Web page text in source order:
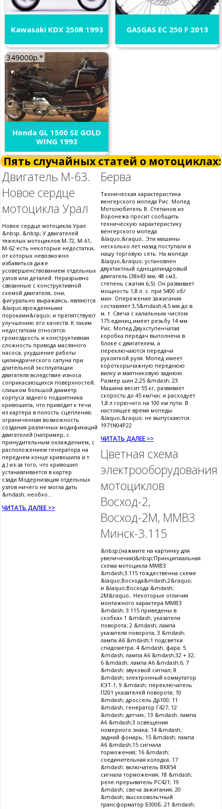
Kawasaki KDX 250R 1993 GASGAS EC 250 F 2013
349000р.*
Honda GL 1500 SE GOLD
WING 1993
Пять случайных статей о мотоциклах:
Двигатель М-63.
Новое сердце
мотоцикла Урал
Новое сердце мотоцикла Урал
&nbsp; &nbsp; У двигателей
тяжелых мотоциклов М-72, М-61,
М-62 есть некоторые недостатки,
от которых невозможно
избавиться даже
усовершенствованием отдельных
узлов или деталей. Неразрывно
связанные с конструктивной
схемой двигателя, они,
фигурально выражаясь, являются
&laquo;врожденными
пороками&raquo; и препятствуют
улучшению его качеств. К таким
недостаткам относятся:
громоздкость и конструктивная
сложность привода масляного
насоса; ухудшение работы
цилиндрического сапуна при
длительной эксплуатации
двигателя вследствие износа
соприкасающихся поверхностей;
слишком большой диаметр
корпуса заднего подшипника
кривошипа, что приводит к течи
из картера в полость сцепления;
ограниченная возможность
создания различных модификаций
двигателей (например, с
принудительным охлаждением, с
расположением генератора на
переднем конце кривошипа и т.
д.) из-за того, что кривошип
устанавливается в картер
сзади.Модернизация отдельных
узлов ничего не могла дать
&mdash; необхо...
ЧИТАТЬ ДАЛЕЕ >>
Берва
Техническая характеристика
венгерского мопеда Рис. Мопед
Мотолюбитель В. Степанов из
Воронежа просит сообщить
техническую характеристику
венгерского мопеда
&laquo;&raquo;. Эти машины
несколько лет назад поступали в
нашу торговую сеть. На мопеде
&laquo;&raquo; установлен
двухтактный одноцилиндровый
двигатель (38x43 мм, 48 см3,
степень сжатия 6,5). Он развивает
мощность 1,8 л. с. при 5400 об/
мин. Опережение зажигания
составляет 3,5&mdash;4,5 мм до в.
м. т. Свеча с калильным числом
175 единиц имеет резьбу 14 мм.
Рис. Мопед Двухступенчатая
коробка передач выполнена в
блоке с двигателем, а
переключаются передачи
рукояткой руля. Мопед имеет
короткорычажную переднюю
вилку и маятниковую заднюю.
Размер шин 2,25 &mdash; 23.
Машина весит 55 кг, развивает
скорость до 45 км/час и расходует
1,8 л горючего на 100 км пути. В
настоящее время мопеды
&laquo;&raquo; не выпускаются.
1971N04P22
ЧИТАТЬ ДАЛЕЕ >>
Цветная схема
электрооборудования
мотоциклов
Восход-2,
Восход-2М, ММВЗ
Минск-3.115
&nbsp;(нажмите на картинку для
увеличения)&nbsp;Принципиальная
схема мотоцикла ММВЗ
&mdash;3.115 тождественна схеме
&laquo;Восхода&mdash;2&raquo;
и &laquo;Восхода &mdash;
2М&raquo;. Некоторые отличия
монтажного характера ММВЗ
&mdash; 3.115 приведены в
скобках.1 &mdash; указатели
поворота; 2 &mdash; лампа
указателя поворота; 3 &mdash;
лампа А6 &mdash;1 подсветки
спидометра; 4 &mdash; фара; 5
&mdash; лампа А6 &mdash;32 + 32;
6 &mdash; лампа А6 &mdash;6; 7
&mdash; звуковой сигнал; 8
&mdash; электронный коммутатор
КЭТ-1; 9 &mdash; переключатель
П201 указателей поворота; 10
&mdash; дроссель Др100; 11
&mdash; генератор Г427; 12
&mdash; датчик; 13 &mdash; лампа
А6 &mdash;3 освещения
номерного знака; 14 &mdash;
задний фонарь; 15 &mdash; лампа
А6 &mdash;15 сигнала
торможения; 16 &mdash;
соединительная колодка; 17
&mdash; включатель ВК854
сигнала торможения; 18 &mdash;
реле-прерыватель РС421; 19
&mdash; свеча зажигания; 20
&mdash; высоковольтный
трансформатор Б300Б; 21 &mdash;